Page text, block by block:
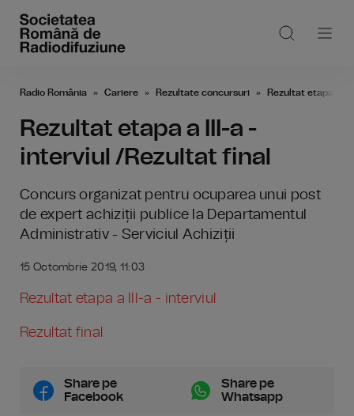
Radio România Cariere Rezultate concursuri Rezultat etapa a
Rezultat etapa a III-a -
interviul /Rezultat final
Concurs organizat pentru ocuparea unui post
de expert achiziții publice la Departamentul
Administrativ - Serviciul Achiziții
15 Octombrie 2019, 11:03
Rezultat etapa a III-a - interviul
Rezultat final
Share pe
Facebook
Share pe
Whatsapp